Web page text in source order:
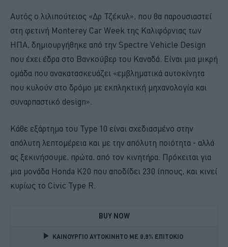
Αυτός ο λιλιπούτειος «Δρ Τζέκυλ», που θα παρουσιαστεί
στη φετινή Monterey Car Week της Καλιφόρνιας των
ΗΠΑ, δημιουργήθηκε από την Spectre Vehicle Design
που έχει έδρα στο Βανκούβερ του Καναδά. Είναι μια μικρή
ομάδα που ανακατασκευάζει «εμβληματικά αυτοκίνητα
που κυλούν στο δρόμο με εκπληκτική μηχανολογία και
συναρπαστικό design».
Κάθε εξάρτημα του Type 10 είναι σχεδιασμένο στην
απόλυτη λεπτομέρεια και με την απόλυτη ποιότητα - αλλά
ας ξεκινήσουμε, πρώτα, από τον κινητήρα. Πρόκειται για
μια μονάδα Honda K20 που αποδίδει 230 ίππους, και κινεί
κυρίως το Civic Type R.
BUY NOW
ΚΑΙΝΟΥΡΓΙΟ ΑΥΤΟΚΙΝΗΤΟ ΜΕ 0,9% ΕΠΙΤΟΚΙΟ